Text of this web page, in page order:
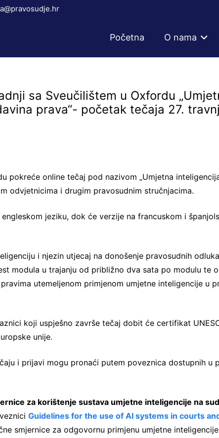
Početna O nama
sa Sveučilištem u Oxfordu
prava“- početak tečaja 27.
pokreće online tečaj pod nazivom „Umjetna
odvjetnicima i drugim pravosudnim stručnjacima.
engleskom jeziku, dok će verzije na francuskom i
i njezin utjecaj na donošenje pravosudnih
modula u trajanju od približno dva sata po modulu te
utemeljenom primjenom umjetne inteligencije u
koji uspješno završe tečaj dobit će certifikat
unije.
i prijavi mogu pronaći putem poveznica dostupnih u
za korištenje sustava umjetne inteligencije na
Guidelines for the use of AI systems in courts
smjernice za odgovornu primjenu umjetne